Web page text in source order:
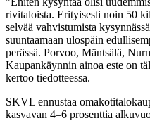
rivitaloista. Erityisesti noin 50
selvää vahvistumista
suuntaamaan ulospäin
perässä. Porvoo, Mäntsälä,
Kaupankäynnin ainoa este on
kertoo tiedotteessa.
SKVL ennustaa
kasvavan 4–6 prosenttia